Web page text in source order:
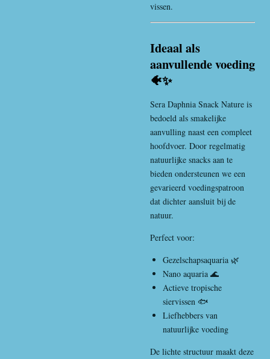
vissen.
Ideaal als
aanvullende voeding
🐠✨
Sera Daphnia Snack Nature is
bedoeld als smakelijke
aanvulling naast een compleet
hoofdvoer. Door regelmatig
natuurlijke snacks aan te
bieden ondersteunen we een
gevarieerd voedingspatroon
dat dichter aansluit bij de
natuur.
Perfect voor:
Gezelschapsaquaria 🌿
Nano aquaria 🌊
Actieve tropische
siervissen 🐟
Liefhebbers van
natuurlijke voeding
De lichte structuur maakt deze